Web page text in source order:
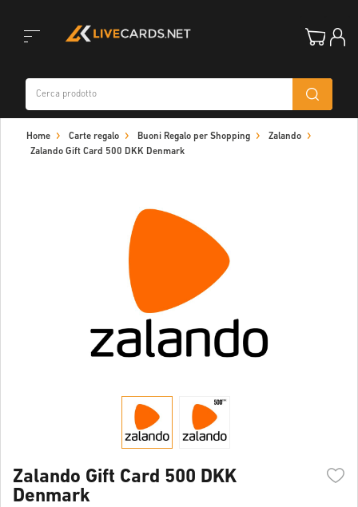
navigation
Home Carte regalo Buoni Regalo per Shopping
Zalando
Zalando Gift Card 500 DKK Denmark
Zalando Gift Card 500 DKK
Denmark